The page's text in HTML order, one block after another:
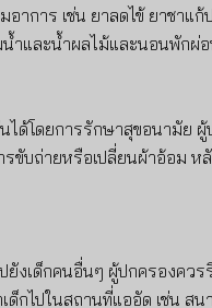
าการ เช่น ยาลดไข้ ยาชา
ำและน้ำผลไม้และนอนพัก
ได้โดยการรักษาสุขอนามัย
บถ่ายหรือเปลี่ยนผ้าอ้อม
ยังเด็กคนอื่นๆ ผู้ปกครอง
กไปในสถานที่แออัด เช่น